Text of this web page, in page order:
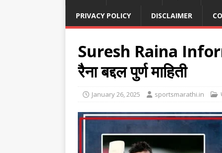
PRIVACY POLICY DISCLAIMER
Suresh Raina
रैना बद्दल पुर्ण माहिती
January 26, 2025 sportsmarathi.in